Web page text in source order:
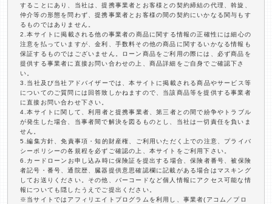
することにあり、当社は、提携事業者とお客様との契約締結の代理、斡旋、
仲介等の形態を問わず、提携事業者とお客様の間の契約にいかなる関与もす
るものではありません。
2.本サイトに掲載される他の事業者の商品に関する情報の正確性には細心の
注意を払っていますが、金利、手数料その他の商品に関するいかなる情報も
保証するものではございません。ローン商品をご利用の際には、必ず商品を
提供する事業者に直接お問い合わせの上、商品詳細をご自身でご確認下さ
い。
3.当社及び当社アドバイザーでは、本サイトに掲載される商品やサービス等
についてのご質問には回答致しかねますので、当該商品等を提供する事業者
に直接お問い合わせ下さい。
4.本サイトに関して、利用者と提携事業者、第三者との間で紛争やトラブル
が発生した場合、当事者間で解決を図るものとし、当社は一切責任を負いま
せん。
5.編集方針、免責事項・知的財産権、ご利用いただく上での注意、プライバ
シーポリシーの各規程を必ずご確認の上、本サイトをご利用下さい。
6.カードローンお申し込み時に保険証を提出する場合、保険者番号、被保険
者記号・番号、通院歴、臓器提供意思確認欄に記載がある場合はマスキング
してお送りください。その他、バーコードなど個人情報にアクセス可能な情
報についても隠したうえでご提出ください。
※当サイトではアフィリエイトプログラムを利用し、事業者(アコム／プロ